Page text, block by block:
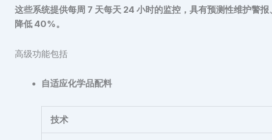
这些系统提供每周 7 天每天 24 小时的监控，具有预测性维护警
降低 40%。
高级功能包括
自适应化学品配料
技术